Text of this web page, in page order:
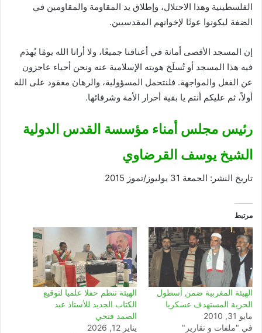
الفلسطينية وهذا الاحتلال، وإطلاق يد المقاومة والمقاومين في
الضفة ليكونوا عونًا لإخوانهم المقدسيين.
إن المسجد الأقصى أمانة في أعناقنا جميعًا، ولا أرانا الله يومًا يُهدَم
فيه هذا المسجد أو تُسلَخ هويته الإسلامية عنه ونحن أحياء عاجزون
عن الفعل والمواجهة. فلنتحمل المسؤولية، والرهان معقود على الله
أولاً، ثم عليكم أنتم يا بقية أحرار الأمة وشرفائها.
رئيس مجلس أمناء مؤسسة القدس الدولية
الشيخ يوسف القرضاوي
تاريخ النشر: الجمعة 31 يوليوز/تموز 2015
مرتبط
الهيئة المغربية ضمن أسطول
الحرية المستهدف عسكريا
مايو 31, 2010
في "ملفات و تقارير"
الهيئة تنظم حفلا علميا لتوقيع
الكتاب الجديد للأستاذ عبد
الصمد فتحي
يناير 12, 2026